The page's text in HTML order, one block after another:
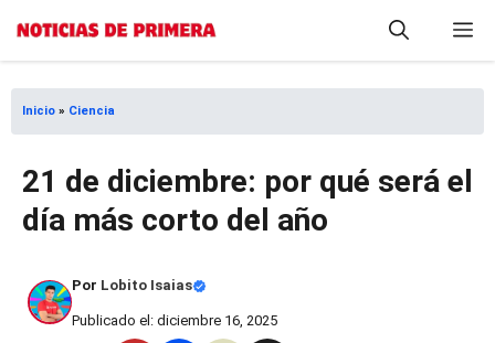
Saltar
contenido
Inicio » Ciencia
21 de diciembre: por qué será el
día más corto del año
Por Lobito Isaias
Publicado el: diciembre 16, 2025